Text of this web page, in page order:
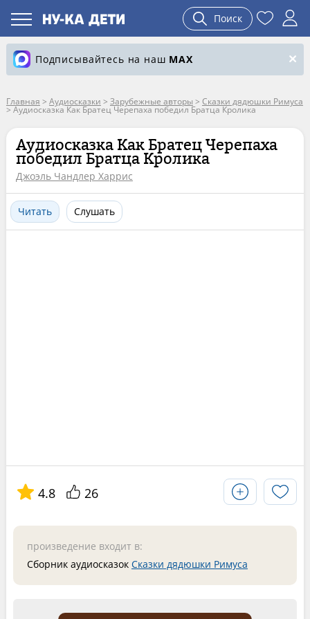
Поиск
Подписывайтесь на наш MAX
Главная > Аудиосказки > Зарубежные авторы > Сказки дядюшки Римуса
>Аудиосказка Как Братец Черепаха победил Братца Кролика
Аудиосказка Как Братец Черепаха
победил Братца Кролика
Джоэль Чандлер Харрис
Читать Слушать
4.8 26
произведение входит в:
Сборник аудиосказок Сказки дядюшки Римуса